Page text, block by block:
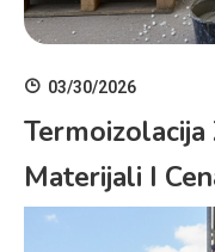
03/30/2026
Materijali I